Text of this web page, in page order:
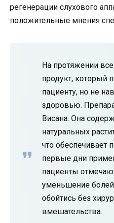
регенерации слухового
положительные мнения
На протяжении
продукт, который
пациенту, но не
здоровью.
Висана. Она
натуральных
что обеспечивает
первые дни
пациенты
уменьшение
обойтись без
вмешательства.